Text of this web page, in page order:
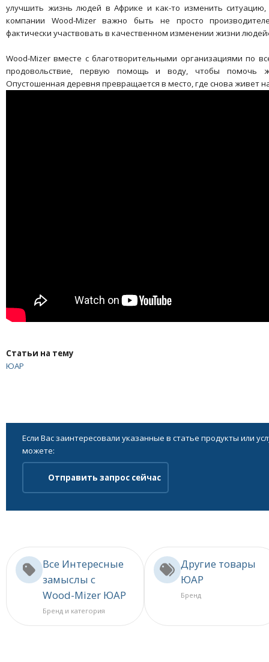
улучшить жизнь людей в Африке и как-то изменить
компании Wood-Mizer важно быть не просто
фактически участвовать в качественном изменении жизни
Wood-Mizer вместе с благотворительными организациями по
продовольствие, первую помощь и воду, чтобы помочь
Опустошенная деревня превращается в место, где снова живет
Статьи на тему
ЮАР
Если Вас заинтересовали указанные в статье продукты или
можете:
Отправить запрос сейчас
Все Интересные
замыслы с
Wood-Mizer ЮАР
Бренд и категория
Другие товары
ЮАР
Бренд